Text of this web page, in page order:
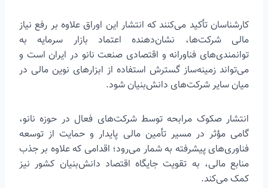
کارشناسان تأکید می‌کنند که انتشار این اوراق علاوه بر رفع نیاز
مالی شرکت‌ها، نشان‌دهنده اعتماد بازار سرمایه به
توانمندی‌های فناورانه و اقتصادی صنعت نانو در ایران است و
می‌تواند زمینه‌ساز گسترش استفاده از ابزارهای نوین مالی در
میان سایر شرکت‌های دانش‌بنیان شود.
انتشار صکوک مرابحه توسط شرکت‌های فعال در حوزه نانو،
گامی مؤثر در مسیر تأمین مالی پایدار و حمایت از توسعه
فناوری‌های پیشرفته به شمار می‌رود؛ اقدامی که علاوه بر جذب
منابع مالی، به تقویت جایگاه اقتصاد دانش‌بنیان کشور نیز
کمک می‌کند.